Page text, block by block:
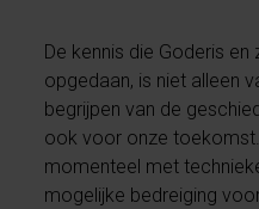
De kennis die Goderis en
opgedaan, is niet alleen
begrijpen van de
ook voor onze
momenteel met
mogelijke bedreiging